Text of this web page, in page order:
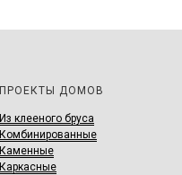
ПРОЕКТЫ ДОМОВ
Из клееного бруса
Комбинированные
Каменные
Каркасные